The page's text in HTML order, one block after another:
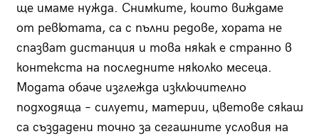
ще имаме нужда. Снимките, които виждаме
от ревютата, са с пълни редове, хората не
спазват дистанция и това някак е странно в
контекста на последните няколко месеца.
Модата обаче изглежда изключително
подходяща – силуети, материи, цветове сякаш
са създадени точно за сегашните условия на